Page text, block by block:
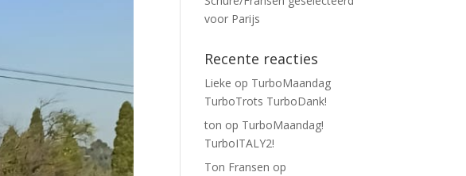
voor Parijs
Recente reacties
Lieke op TurboMaandag
TurboTrots TurboDank!
ton op TurboMaandag!
TurboITALY2!
Ton Fransen op